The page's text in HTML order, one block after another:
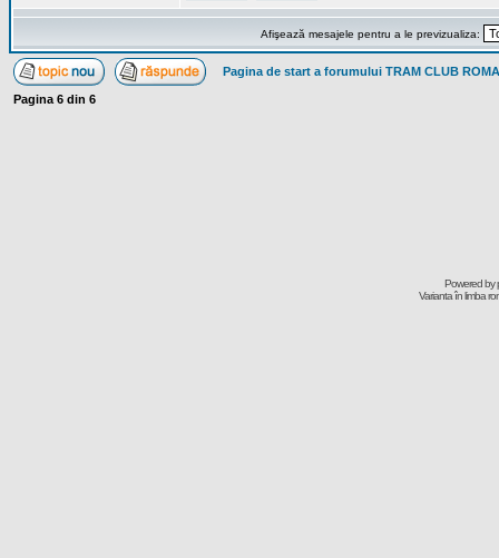
Afişează mesajele pentru a le previzualiza:
Pagina de start a forumului TRAM CLUB
Pagina 6 din 6
Powered by
Varianta în limba